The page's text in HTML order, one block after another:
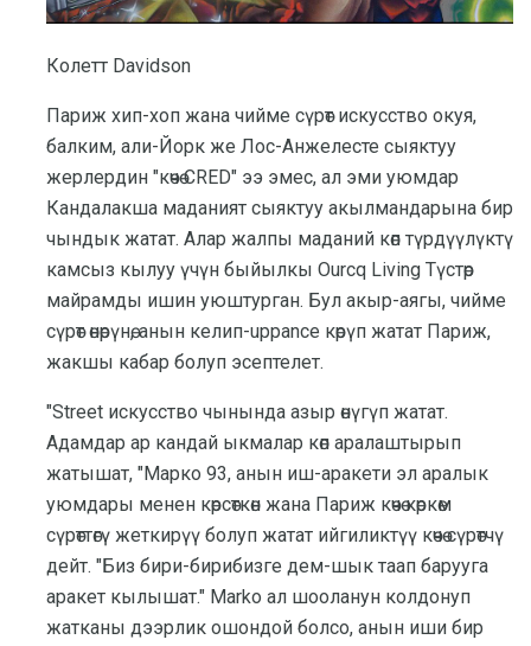
Колетт Davidson
Париж хип-хоп жана чийме сүрөт искусство окуя,
балким, али-Йорк же Лос-Анжелесте сыяктуу
жерлердин "көчө CRED" ээ эмес, ал эми уюмдар
Кандалакша маданият сыяктуу акылмандарына бир
чындык жатат. Алар жалпы маданий көп түрдүүлүктү
камсыз кылуу үчүн быйылкы Ourcq Living Түстөр
майрамды ишин уюштурган. Бул акыр-аягы, чийме
сүрөт өнөрүнө, анын келип-uppance көрүп жатат Париж,
жакшы кабар болуп эсептелет.
"Street искусство чынында азыр өнүгүп жатат.
Адамдар ар кандай ыкмалар көп аралаштырып
жатышат, "Марко 93, анын иш-аракети эл аралык
уюмдары менен көрсөткөн жана Париж көчө көркөм
сүрөттөгү жеткирүү болуп жатат ийгиликтүү көчө сүрөтчү
дейт. "Биз бири-бирибизге дем-шык таап барууга
аракет кылышат." Marko ал шооланун колдонуп
жатканы дээрлик ошондой болсо, анын иши бир